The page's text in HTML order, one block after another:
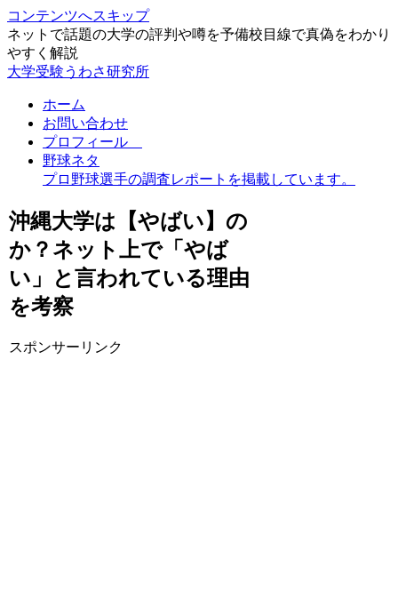
コンテンツへスキップ
ネットで話題の大学の評判や噂を予備校目線で真偽をわかり
やすく解説
大学受験うわさ研究所
ホーム
お問い合わせ
プロフィール
野球ネタ
プロ野球選手の調査レポートを掲載しています。
沖縄大学は【やばい】の
か？ネット上で「やば
い」と言われている理由
を考察
スポンサーリンク